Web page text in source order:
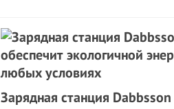
Зарядная станция